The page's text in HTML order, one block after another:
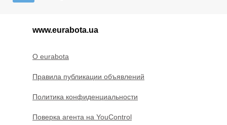
www.eurabota.ua
O eurabota
Правила публикации объявлений
Политика конфиденциальности
Поверка агента на YouControl